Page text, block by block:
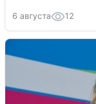
6 августа 12